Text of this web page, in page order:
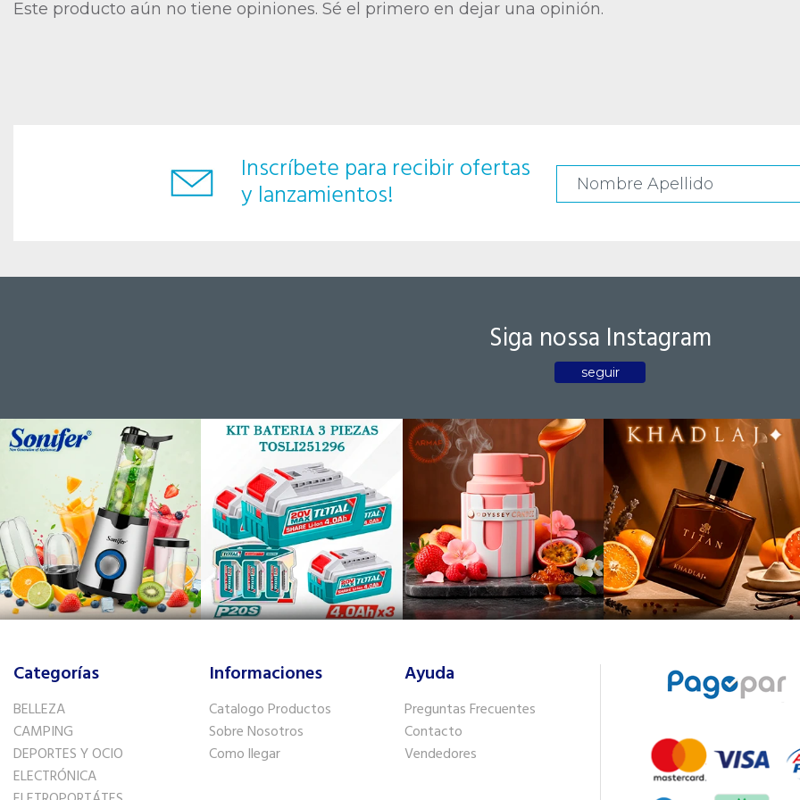
Este producto aún no tiene opiniones. Sé el primero en dejar una opinión.
Inscríbete para recibir ofertas
y lanzamientos!
Siga nossa Instagram
seguir
Categorías
BELLEZA
CAMPING
DEPORTES Y OCIO
ELECTRÓNICA
Informaciones
Catalogo Productos
Sobre Nosotros
Como llegar
Ayuda
Preguntas Frecuentes
Contacto
Vendedores